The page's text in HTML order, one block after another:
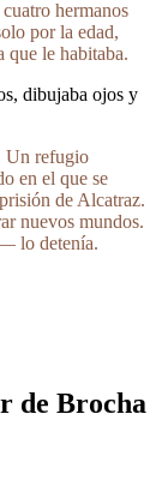
hermanos
por la edad,
que le habitaba.
dibujaba ojos y
Un refugio
en el que se
de Alcatraz.
nuevos mundos.
lo detenía.
de Brocha